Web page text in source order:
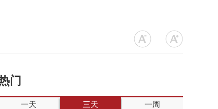
门
一天 三天 一周